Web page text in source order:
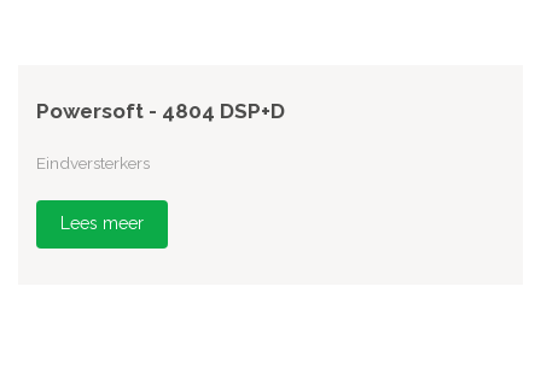
Powersoft - 4804 DSP+D
Eindversterkers
Lees meer